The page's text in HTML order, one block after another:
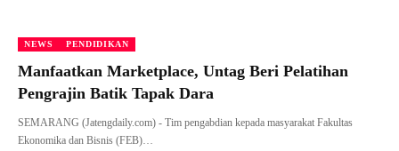
NEWS PENDIDIKAN
Manfaatkan Marketplace, Untag Beri Pelatihan
Pengrajin Batik Tapak Dara
SEMARANG (Jatengdaily.com) - Tim pengabdian kepada masyarakat Fakultas
Ekonomika dan Bisnis (FEB)…